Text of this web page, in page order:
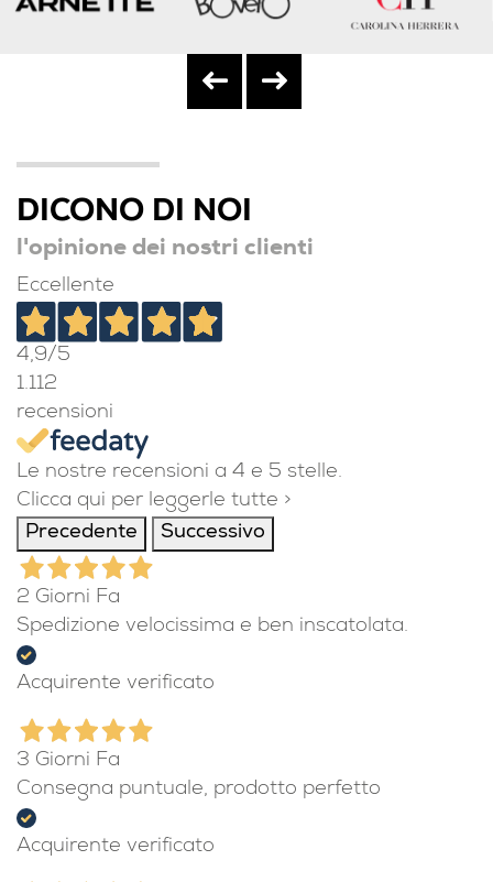
DICONO DI NOI
l'opinione dei nostri clienti
Eccellente
4,9/5
1.112
recensioni
Le nostre recensioni a 4 e 5 stelle.
Clicca qui per leggerle tutte >
Precedente
Successivo
2 Giorni Fa
Spedizione velocissima e ben inscatolata.
Acquirente verificato
3 Giorni Fa
Consegna puntuale, prodotto perfetto
Acquirente verificato